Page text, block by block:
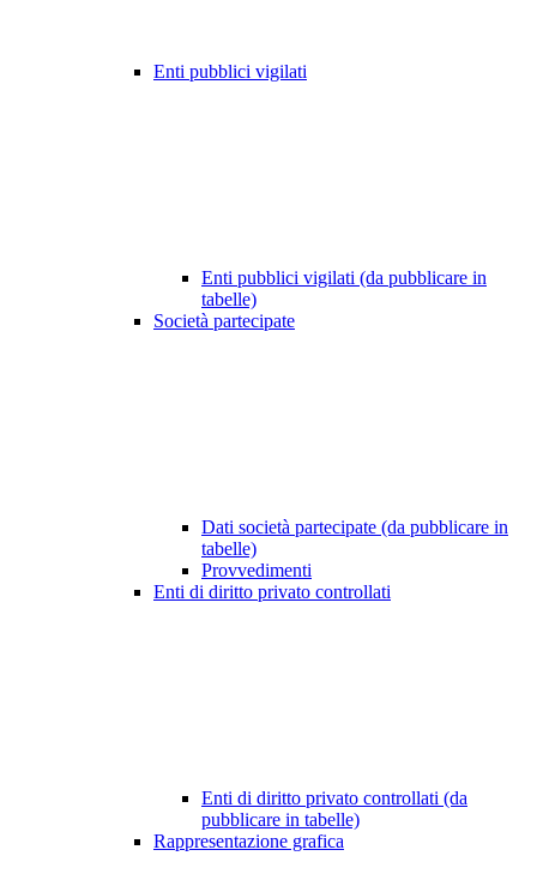
Enti pubblici vigilati
Enti pubblici vigilati (da pubblicare in
tabelle)
Società partecipate
Dati società partecipate (da pubblicare in
tabelle)
Provvedimenti
Enti di diritto privato controllati
Enti di diritto privato controllati (da
pubblicare in tabelle)
Rappresentazione grafica